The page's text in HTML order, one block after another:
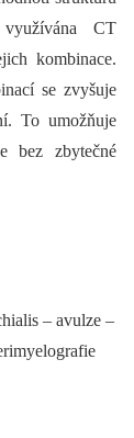
CT
kombinace.
se zvyšuje
To umožňuje
bez zbytečné
– avulze –